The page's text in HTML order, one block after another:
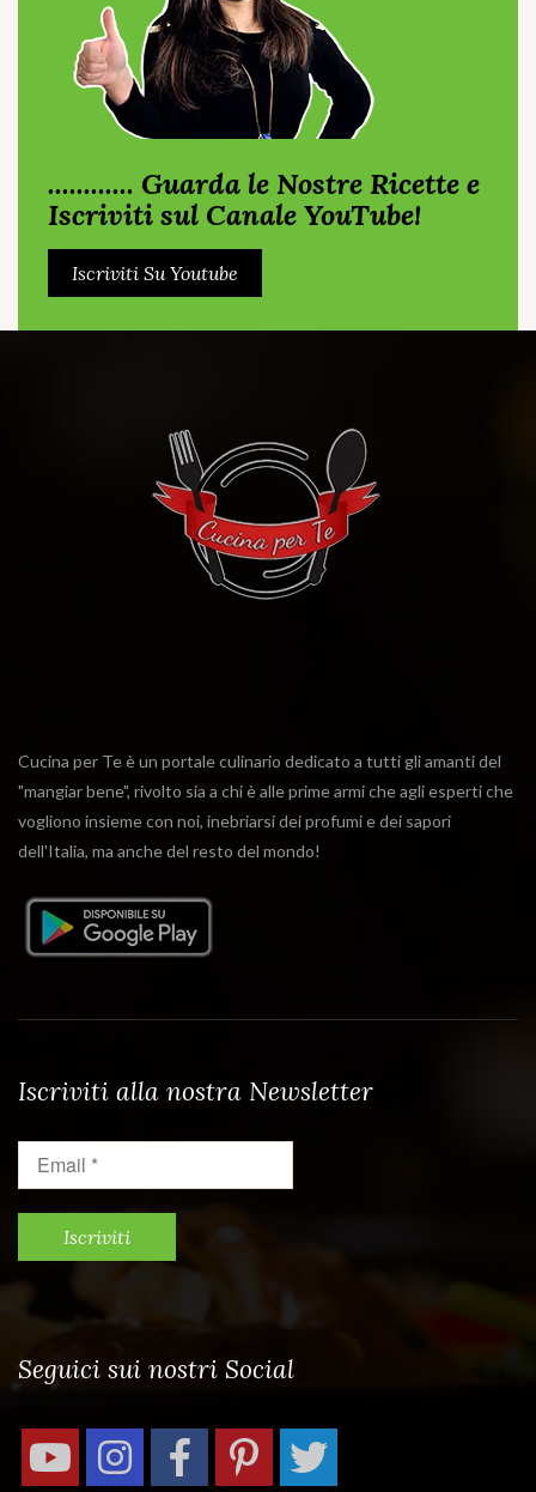
............ Guarda le Nostre Ricette e
Iscriviti sul Canale YouTube!
Iscriviti Su Youtube
Cucina per Te è un portale culinario dedicato a tutti gli amanti del
"mangiar bene", rivolto sia a chi è alle prime armi che agli esperti che
vogliono insieme con noi, inebriarsi dei profumi e dei sapori
dell'Italia, ma anche del resto del mondo!
Iscriviti alla nostra Newsletter
Seguici sui nostri Social